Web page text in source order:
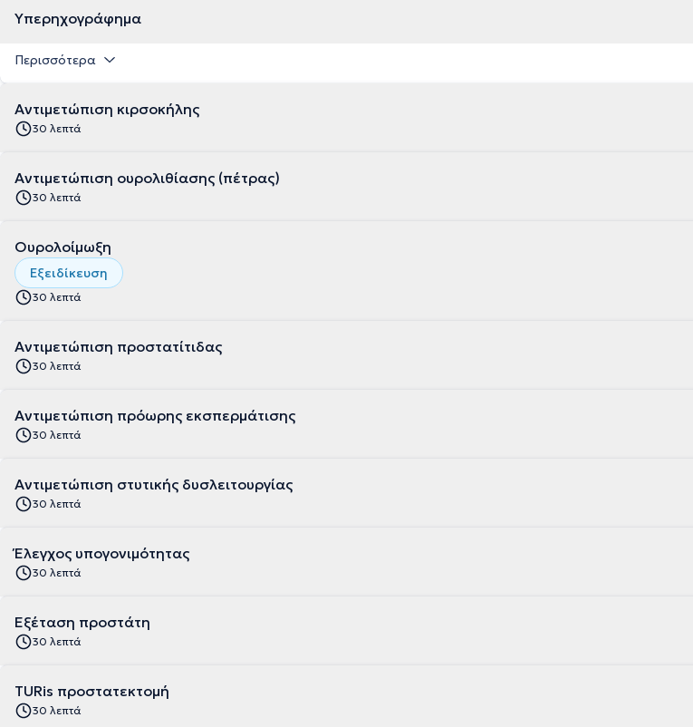
Υπερηχογράφημα
Περισσότερα
Αντιμετώπιση κιρσοκήλης
30 λεπτά
Αντιμετώπιση ουρολιθίασης (πέτρας)
30 λεπτά
Ουρολοίμωξη
Εξειδίκευση
30 λεπτά
Αντιμετώπιση προστατίτιδας
30 λεπτά
Αντιμετώπιση πρόωρης εκσπερμάτισης
30 λεπτά
Αντιμετώπιση στυτικής δυσλειτουργίας
30 λεπτά
Έλεγχος υπογονιμότητας
30 λεπτά
Εξέταση προστάτη
30 λεπτά
TURis προστατεκτομή
30 λεπτά